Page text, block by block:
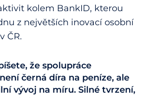
kolem BankID, kterou
z největších inovací osobní
ČR.
že spolupráce
černá díra na peníze, ale
vývoj na míru. Silné tvrzení,